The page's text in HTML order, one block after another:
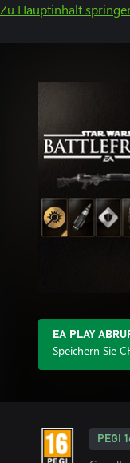
Zu Hauptinhalt
EA PLAY
Speichern Sie
PEGI